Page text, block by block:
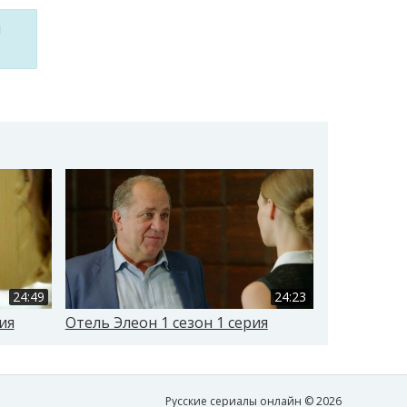
24:49 24:23
Отель Элеон 1 сезон 1 серия
Русские сериалы онлайн © 2026